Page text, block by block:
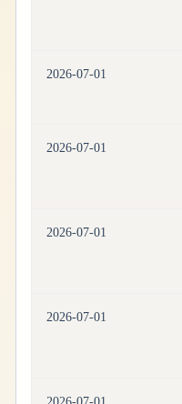
2026-07-01
2026-07-01
2026-07-01
2026-07-01